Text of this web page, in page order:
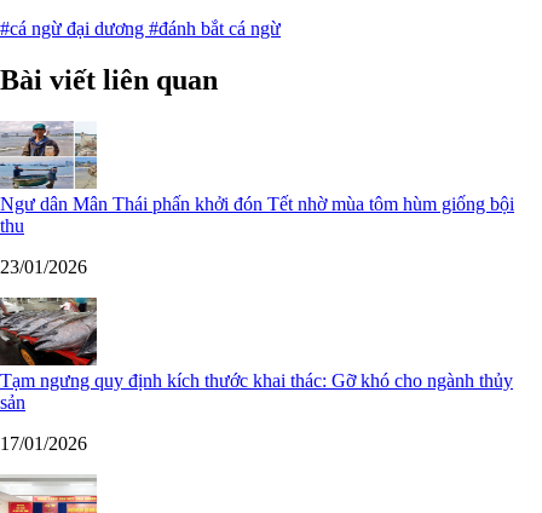
#cá ngừ đại dương #đánh bắt cá ngừ
Bài viết liên quan
Ngư dân Mân Thái phấn khởi đón Tết nhờ mùa tôm hùm giống bội
thu
23/01/2026
Tạm ngưng quy định kích thước khai thác: Gỡ khó cho ngành thủy
sản
17/01/2026